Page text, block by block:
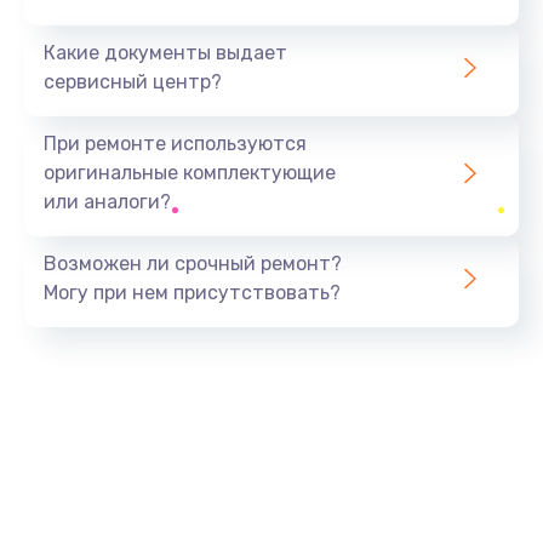
Какие документы выдает
сервисный центр?
При ремонте используются
оригинальные комплектующие
или аналоги?
Возможен ли срочный ремонт?
Могу при нем присутствовать?